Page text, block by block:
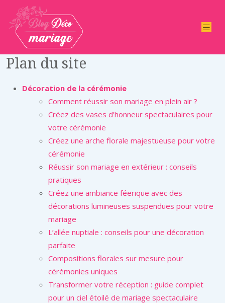
Plan du site
Décoration de la cérémonie
Comment réussir son mariage en plein air ?
Créez des vases d’honneur spectaculaires pour
votre cérémonie
Créez une arche florale majestueuse pour votre
cérémonie
Réussir son mariage en extérieur : conseils
pratiques
Créez une ambiance féerique avec des
décorations lumineuses suspendues pour votre
mariage
L’allée nuptiale : conseils pour une décoration
parfaite
Compositions florales sur mesure pour
cérémonies uniques
Transformer votre réception : guide complet
pour un ciel étoilé de mariage spectaculaire